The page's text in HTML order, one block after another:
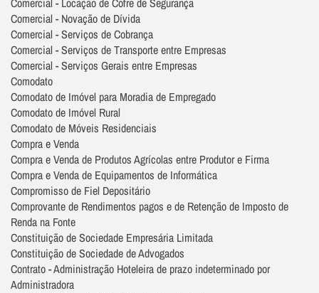
Comercial - Novação de Dívida
Comercial - Serviços de Cobrança
Comercial - Serviços de Transporte entre Empresas
Comercial - Serviços Gerais entre Empresas
Comodato
Comodato de Imóvel para Moradia de Empregado
Comodato de Imóvel Rural
Comodato de Móveis Residenciais
Compra e Venda
Compra e Venda de Produtos Agrícolas entre Produtor e Firma
Compra e Venda de Equipamentos de Informática
Compromisso de Fiel Depositário
Comprovante de Rendimentos pagos e de Retenção de Imposto de
Renda na Fonte
Constituição de Sociedade Empresária Limitada
Constituição de Sociedade de Advogados
Contrato - Administração Hoteleira de prazo indeterminado por
Administradora